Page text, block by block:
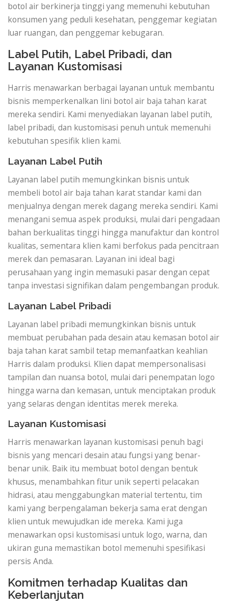
botol air berkinerja tinggi yang memenuhi kebutuhan
konsumen yang peduli kesehatan, penggemar kegiatan
luar ruangan, dan penggemar kebugaran.
Label Putih, Label Pribadi, dan
Layanan Kustomisasi
Harris menawarkan berbagai layanan untuk membantu
bisnis memperkenalkan lini botol air baja tahan karat
mereka sendiri. Kami menyediakan layanan label putih,
label pribadi, dan kustomisasi penuh untuk memenuhi
kebutuhan spesifik klien kami.
Layanan Label Putih
Layanan label putih memungkinkan bisnis untuk
membeli botol air baja tahan karat standar kami dan
menjualnya dengan merek dagang mereka sendiri. Kami
menangani semua aspek produksi, mulai dari pengadaan
bahan berkualitas tinggi hingga manufaktur dan kontrol
kualitas, sementara klien kami berfokus pada pencitraan
merek dan pemasaran. Layanan ini ideal bagi
perusahaan yang ingin memasuki pasar dengan cepat
tanpa investasi signifikan dalam pengembangan produk.
Layanan Label Pribadi
Layanan label pribadi memungkinkan bisnis untuk
membuat perubahan pada desain atau kemasan botol air
baja tahan karat sambil tetap memanfaatkan keahlian
Harris dalam produksi. Klien dapat mempersonalisasi
tampilan dan nuansa botol, mulai dari penempatan logo
hingga warna dan kemasan, untuk menciptakan produk
yang selaras dengan identitas merek mereka.
Layanan Kustomisasi
Harris menawarkan layanan kustomisasi penuh bagi
bisnis yang mencari desain atau fungsi yang benar-
benar unik. Baik itu membuat botol dengan bentuk
khusus, menambahkan fitur unik seperti pelacakan
hidrasi, atau menggabungkan material tertentu, tim
kami yang berpengalaman bekerja sama erat dengan
klien untuk mewujudkan ide mereka. Kami juga
menawarkan opsi kustomisasi untuk logo, warna, dan
ukiran guna memastikan botol memenuhi spesifikasi
persis Anda.
Komitmen terhadap Kualitas dan
Keberlanjutan